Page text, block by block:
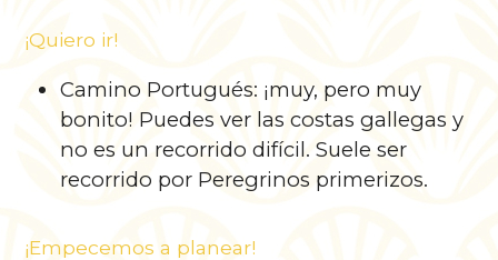
¡Quiero ir!
Camino Portugués: ¡muy, pero muy
bonito! Puedes ver las costas gallegas y
no es un recorrido difícil. Suele ser
recorrido por Peregrinos primerizos.
¡Empecemos a planear!